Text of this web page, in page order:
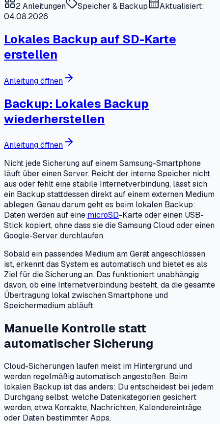
2Anleitungen Speicher & Backup
Aktualisiert:
04.08.2026
Lokales Backup auf SD-Karte
erstellen
Anleitung öffnen
Backup: Lokales Backup
wiederherstellen
Anleitung öffnen
Nicht jede Sicherung auf einem Samsung-Smartphone
läuft über einen Server. Reicht der interne Speicher nicht
aus oder fehlt eine stabile Internetverbindung, lässt sich
ein Backup stattdessen direkt auf einem externen Medium
ablegen. Genau darum geht es beim lokalen Backup:
Daten werden auf eine microSD-Karte oder einen USB-
Stick kopiert, ohne dass sie die Samsung Cloud oder einen
Google-Server durchlaufen.
Sobald ein passendes Medium am Gerät angeschlossen
ist, erkennt das System es automatisch und bietet es als
Ziel für die Sicherung an. Das funktioniert unabhängig
davon, ob eine Internetverbindung besteht, da die gesamte
Übertragung lokal zwischen Smartphone und
Speichermedium abläuft.
Manuelle Kontrolle statt
automatischer Sicherung
Cloud-Sicherungen laufen meist im Hintergrund und
werden regelmäßig automatisch angestoßen. Beim
lokalen Backup ist das anders: Du entscheidest bei jedem
Durchgang selbst, welche Datenkategorien gesichert
werden, etwa Kontakte, Nachrichten, Kalendereinträge
oder Daten bestimmter Apps.